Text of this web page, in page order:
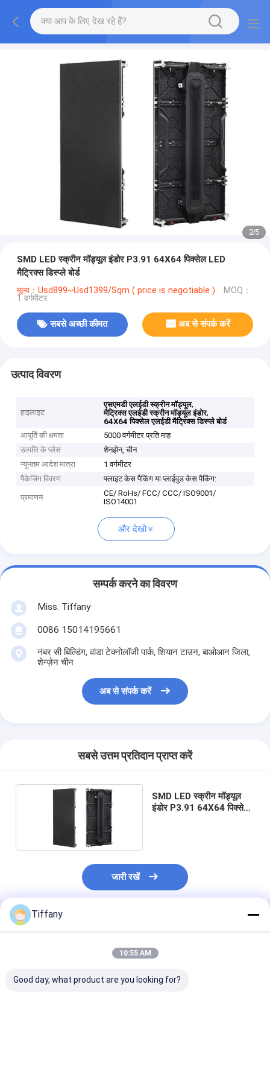
2/5
SMD LED स्क्रीन मॉड्यूल इंडोर P3.91 64X64 पिक्सेल LED
मैट्रिक्स डिस्प्ले बोर्ड
मूल्य：Usd899~Usd1399/Sqm ( price is negotiable ) MOQ：
1 वर्गमीटर
सबसे अच्छी कीमत अब से संपर्क करें
उत्पाद विवरण
हाइलाइट
एसएमडी एलईडी स्क्रीन मॉड्यूल,
मैट्रिक्स एलईडी स्क्रीन मॉड्यूल इंडोर,
64X64 पिक्सेल एलईडी मैट्रिक्स डिस्प्ले बोर्ड
आपूर्ति की क्षमता
5000 वर्गमीटर प्रति माह
उत्पत्ति के प्लेस
शेनझेन, चीन
न्यूनतम आदेश मात्रा
1 वर्गमीटर
पैकेजिंग विवरण
फ्लाइट केस पैकिंग या प्लाईवुड केस पैकिंग:
प्रमाणन
CE/ RoHs/ FCC/ CCC/ ISO9001/
ISO14001
और देखो
सम्पर्क करने का विवरण
Miss. Tiffany
0086 15014195661
नंबर सी बिल्डिंग, वांडा टेक्नोलॉजी पार्क, शियान टाउन, बाओआन जिला,
शेन्ज़ेन चीन
अब से संपर्क करें
सबसे उत्तम प्रतिदान प्राप्त करें
SMD LED स्क्रीन मॉड्यूल
इंडोर P3.91 64X64 पिक्सेल
जारी रखें
अनुशंसित उत्पाद
Tiffany
10:55 AM
Good day, what product are you looking for?